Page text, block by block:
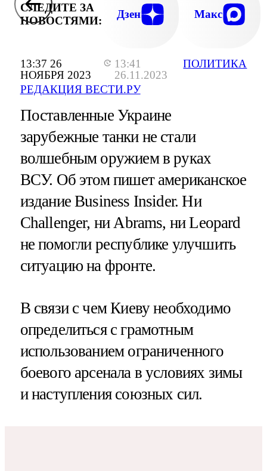
13:37 26
НОЯБРЯ 2023
13:41
26.11.2023
РЕДАКЦИЯ ВЕСТИ.РУ
ПОЛИТИКА
СЛЕДИТЕ ЗА
НОВОСТЯМИ:
Дзен Макс
Поставленные Украине
зарубежные танки не стали
волшебным оружием в руках
ВСУ. Об этом пишет американское
издание Business Insider. Ни
Challenger, ни Abrams, ни Leopard
не помогли республике улучшить
ситуацию на фронте.
В связи с чем Киеву необходимо
определиться с грамотным
использованием ограниченного
боевого арсенала в условиях зимы
и наступления союзных сил.